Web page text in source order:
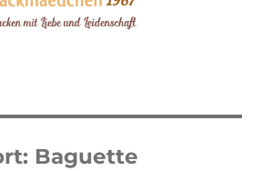
Baguette